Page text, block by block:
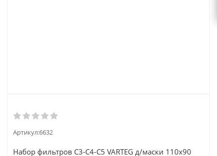
Артикул:6632
Набор фильтров С3-С4-С5 VARTEG д/маски 110х90